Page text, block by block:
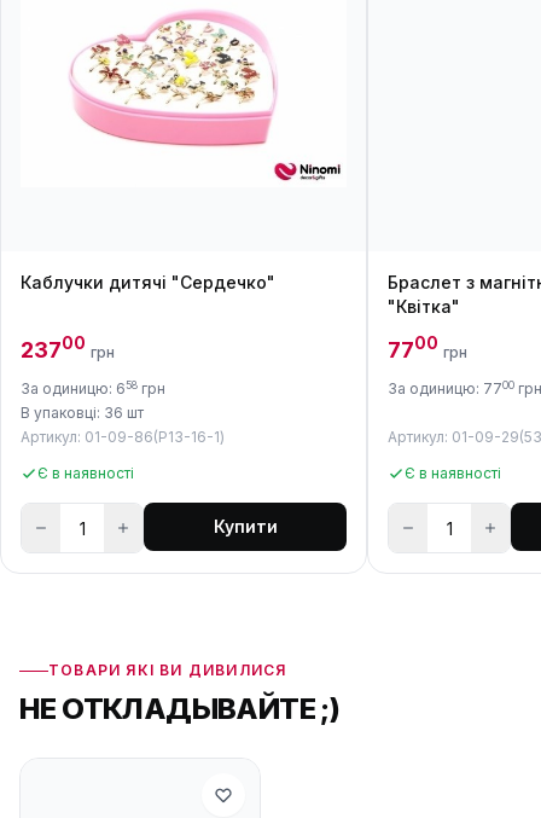
Каблучки дитячі "Сердечко"
23700 грн
За одиницю: 658 грн
В упаковці: 36 шт
Артикул: 01-09-86(P13-16-1)
Є в наявності
Купити
Браслет з
"Квітка"
7700 грн
За одиницю: 7700 грн
Артикул: 01-09-
Є в наявності
ТОВАРИ ЯКІ ВИ ДИВИЛИСЯ
НЕ ОТКЛАДЫВАЙТЕ ;)